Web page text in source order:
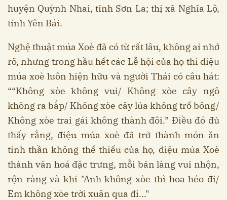
huyện Quỳnh Nhai, tỉnh Sơn La; thị xã Nghĩa Lộ,
tỉnh Yên Bái.
Nghệ thuật múa Xoè đã có từ rất lâu, không ai nhớ
rõ, nhưng trong hầu hết các Lễ hội của họ thì điệu
múa xoè luôn hiện hữu và người Thái có câu hát:
““Không xòe không vui/ Không xòe cây ngô
không ra bắp/ Không xòe cây lúa không trổ bông/
Không xòe trai gái không thành đôi.” Điều đó đủ
thấy rằng, điệu múa xoè đã trở thành món ăn
tinh thần không thể thiếu của họ, điệu múa Xoè
thành văn hoá đặc trưng, mỗi bản làng vui nhộn,
rộn ràng và khi "Anh không xòe thì hoa héo đi/
Em không xòe trời xuân qua đi..."